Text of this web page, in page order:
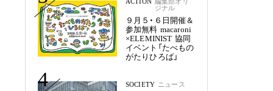
ジナル
９月５・６日開催＆
参加無料 macaroni
×ELEMINIST 協同
イベント「たべもの
がたりひろば」
4 SOCIETY ニュース